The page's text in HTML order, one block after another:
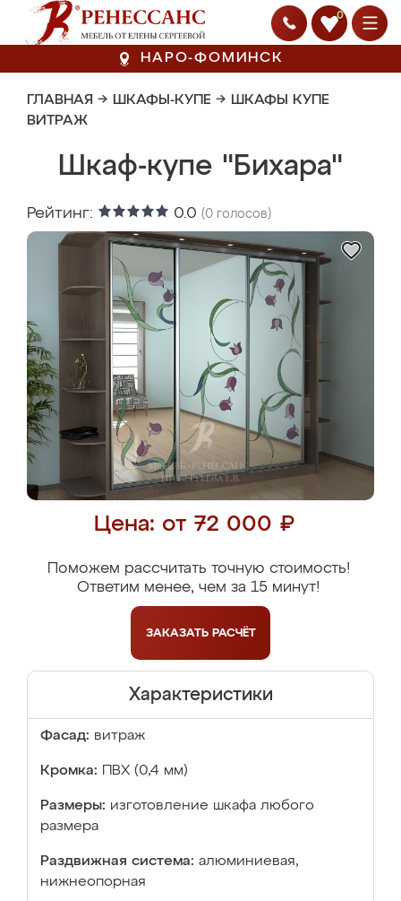
0
НАРО-ФОМИНСК
ГЛАВНАЯ → ШКАФЫ-КУПЕ → ШКАФЫ КУПЕ
ВИТРАЖ
Шкаф-купе "Бихара"
Рейтинг: 0.0 (0 голосов)
Цена: от 72 000 ₽
Поможем рассчитать точную стоимость!
Ответим менее, чем за 15 минут!
ЗАКАЗАТЬ РАСЧЁТ
Характеристики
Фасад: витраж
Кромка: ПВХ (0,4 мм)
Размеры: изготовление шкафа любого
размера
Раздвижная система: алюминиевая,
нижнеопорная